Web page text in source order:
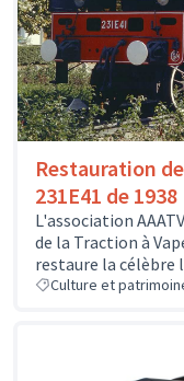
Restauration
231E41 de 1938
L'association
de la Traction à
restaure la célèbre
Culture et